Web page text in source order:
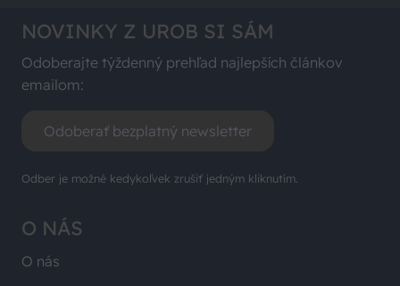
O NÁS
O nás
NOVINKY Z UROB SI SÁM
Odoberajte týždenný prehľad najlepších článkov
emailom:
Odoberať bezplatný newsletter
Odber je možné kedykoľvek zrušiť jedným kliknutím.